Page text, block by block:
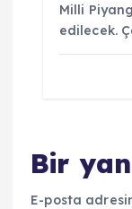
Milli
edilecek.
Bir
E-posta